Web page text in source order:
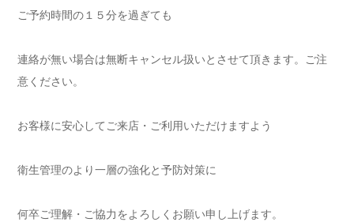
ご予約時間の１５分を過ぎても
連絡が無い場合は無断キャンセル扱いとさせて頂きます。ご注
意ください。
お客様に安心してご来店・ご利用いただけますよう
衛生管理のより一層の強化と予防対策に
何卒ご理解・ご協力をよろしくお願い申し上げます。